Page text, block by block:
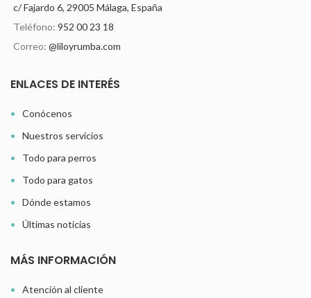
c/ Fajardo 6, 29005 Málaga, España
Teléfono: 952 00 23 18
Correo: @liloyrumba.com
ENLACES DE INTERÉS
Conócenos
Nuestros servicios
Todo para perros
Todo para gatos
Dónde estamos
Últimas noticias
MÁS INFORMACIÓN
Atención al cliente